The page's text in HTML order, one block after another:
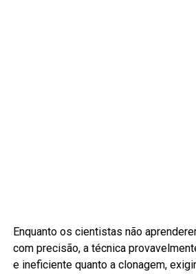
Enquanto os cientistas não
com precisão, a técnica
e ineficiente quanto a clonagem,